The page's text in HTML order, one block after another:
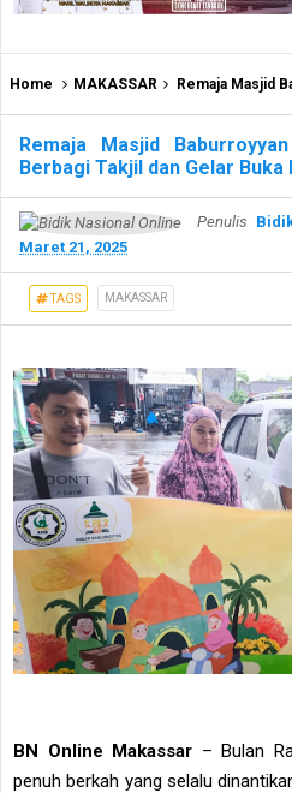
Home MAKASSAR Remaja Masjid Baburroyyan
Remaja Masjid
Berbagi Takjil dan Gelar
Penulis
Maret 21, 2025
TAGS MAKASSAR
BN Online Makassar – Bulan
penuh berkah yang selalu